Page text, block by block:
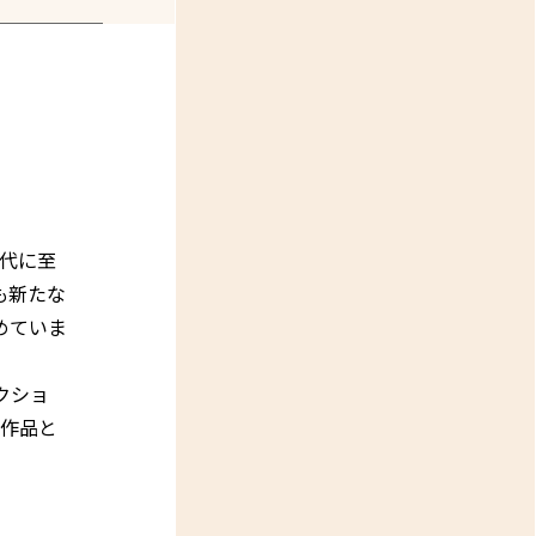
に至
新たな
ていま
ショ
品と